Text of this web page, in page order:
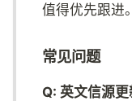
值得优先跟进。
常见问题
Q: 英文信源更